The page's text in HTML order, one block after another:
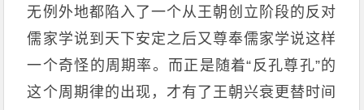
无例外地都陷入了一个从王朝创立阶段的反对
儒家学说到天下安定之后又尊奉儒家学说这样
一个奇怪的周期率。而正是随着“反孔尊孔”的
这个周期律的出现，才有了王朝兴衰更替时间